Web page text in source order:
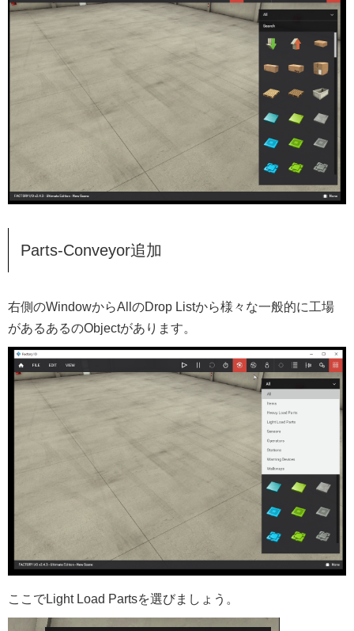
Parts-Conveyor追加
右側のWindowからAllのDrop Listから様々な一般的に工場
があるあるのObjectがあります。
ここでLight Load Partsを選びましょう。